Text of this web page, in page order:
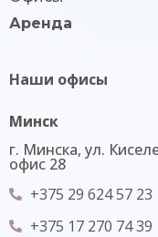
Аренда
Наши офисы
Минск
г. Минска, ул.
офис 28
+375 29 624 57 23
+375 17 270 74 39